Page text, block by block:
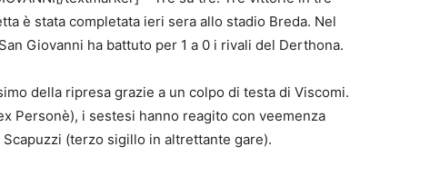
è stata completata ieri sera allo stadio Breda. Nel
Giovanni ha battuto per 1 a 0 i rivali del Derthona.
della ripresa grazie a un colpo di testa di Viscomi.
Personè), i sestesi hanno reagito con veemenza
(terzo sigillo in altrettante gare).